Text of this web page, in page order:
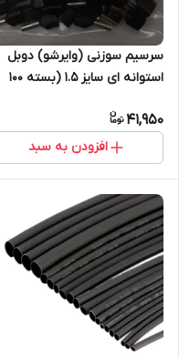
سرسیم سوزنی (وایرشو) دوبل
استوانه ای سایز 1.5 (بسته 100
41,950
افزودن به سبد